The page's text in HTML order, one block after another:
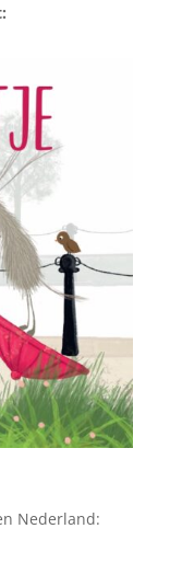
Nederland: